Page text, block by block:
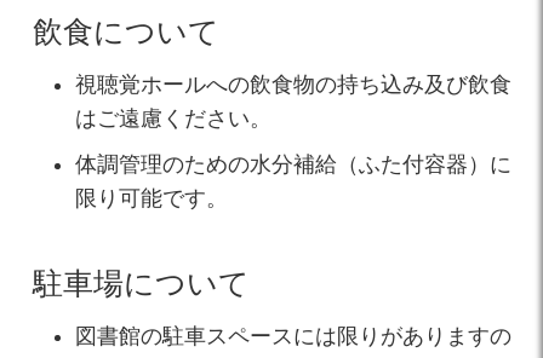
飲食について
視聴覚ホールへの飲食物の持ち込み及び飲食
はご遠慮ください。
体調管理のための水分補給（ふた付容器）に
限り可能です。
駐車場について
図書館の駐車スペースには限りがありますの